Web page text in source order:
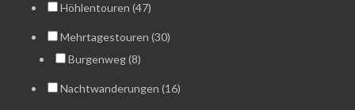
Höhlentouren (47)
Mehrtagestouren (30)
Burgenweg (8)
Nachtwanderungen (16)